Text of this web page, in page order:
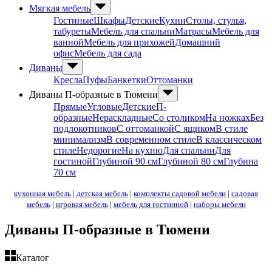
Мягкая мебель
ГостиныеШкафыДетскиеКухниСтолы, стулья,
табуретыМебель для спальниМатрасыМебель для
ваннойМебель для прихожейДомашний
офисМебель для сада
Диваны
КреслаПуфыБанкеткиОттоманки
Диваны П-образные в Тюмени
ПрямыеУгловыеДетскиеП-
образныеНераскладныеСо столикомНа ножкахБез
подлокотниковС оттоманкойС ящикомВ стиле
минимализмВ современном стилеВ классическом
стилеНедорогиеНа кухнюДля спальниДля
гостинойГлубиной 90 смГлубиной 80 смГлубина
70 см
кухонная мебель | детская мебель | комплекты садовой мебели | садовая
мебель| игровая мебель| мебель для гостинной| наборы мебели
Диваны П-образные в Тюмени
Каталог